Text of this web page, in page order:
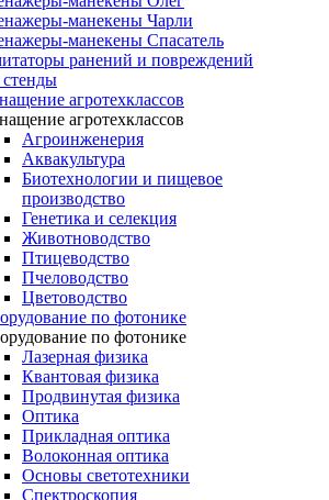
манекены Чарли
манекены Спасатель
ранений и повреждений
агротехклассов
агротехклассов
Агроинженерия
Аквакультура
Биотехнологии и пищевое
производство
Генетика и селекция
Животноводство
Птицеводство
Пчеловодство
Цветоводство
по фотонике
по фотонике
Лазерная физика
Квантовая физика
Продвинутая физика
Оптика
Прикладная оптика
Волоконная оптика
Основы светотехники
Спектроскопия